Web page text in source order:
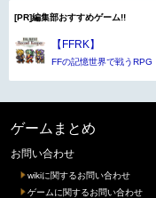
[PR]編集部おすすめゲーム!!
【FFRK】
FFの記憶世界で戦うRPG
ゲームまとめ
お問い合わせ
wikiに関するお問い合わせ
ゲームに関するお問い合わせ